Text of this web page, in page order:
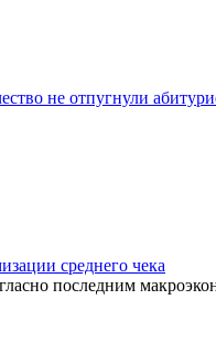
не отпугнули
среднего чека
последним